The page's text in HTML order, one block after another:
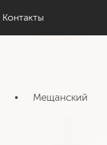
Контакты
• Мещанский